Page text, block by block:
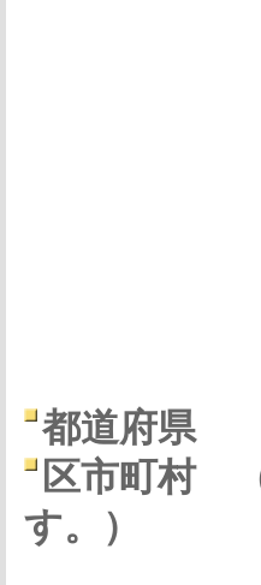
都道府県
区市町村
す。）